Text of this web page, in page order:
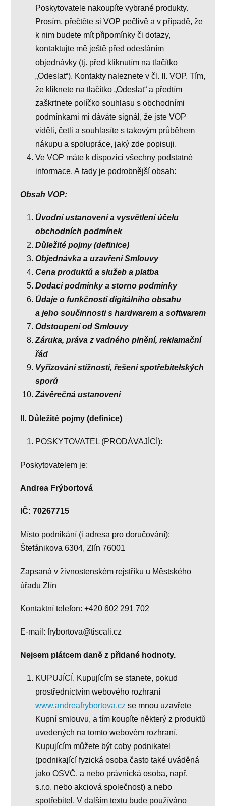
Poskytovatele nakoupíte vybrané produkty.
Prosím, přečtěte si VOP pečlivě a v případě, že
k nim budete mít připomínky či dotazy,
kontaktujte mě ještě před odesláním
objednávky (tj. před kliknutím na tlačítko
„Odeslat“). Kontakty naleznete v čl. II. VOP. Tím,
že kliknete na tlačítko „Odeslat“ a předtím
zaškrtnete políčko souhlasu s obchodními
podmínkami mi dáváte signál, že jste VOP
viděli, četli a souhlasíte s takovým průběhem
nákupu a spolupráce, jaký zde popisuji.
Ve VOP máte k dispozici všechny podstatné
informace. A tady je podrobnější obsah:
Obsah VOP:
Úvodní ustanovení a vysvětlení účelu
obchodních podmínek
Důležité pojmy (definice)
Objednávka a uzavření Smlouvy
Cena produktů a služeb a platba
Dodací podmínky a storno podmínky
Údaje o funkčnosti digitálního obsahu
a jeho součinnosti s hardwarem a softwarem
Odstoupení od Smlouvy
Záruka, práva z vadného plnění, reklamační
řád
Vyřizování stížností, řešení spotřebitelských
sporů
Závěrečná ustanovení
II. Důležité pojmy (definice)
POSKYTOVATEL (PRODÁVAJÍCÍ):
Poskytovatelem je:
Andrea Frýbortová
IČ: 70267715
Místo podnikání (i adresa pro doručování):
Štefánikova 6304, Zlín 76001
Zapsaná v živnostenském rejstříku u Městského
úřadu Zlín
Kontaktní telefon: +420 602 291 702
E-mail: frybortova@tiscali.cz
Nejsem plátcem daně z přidané hodnoty.
KUPUJÍCÍ. Kupujícím se stanete, pokud
prostřednictvím webového rozhraní
www.andreafrybortova.cz se mnou uzavřete
Kupní smlouvu, a tím koupíte některý z produktů
uvedených na tomto webovém rozhraní.
Kupujícím můžete být coby podnikatel
(podnikající fyzická osoba často také uváděná
jako OSVČ, a nebo právnická osoba, např.
s.r.o. nebo akciová společnost) a nebo
spotřebitel. V dalším textu bude používáno